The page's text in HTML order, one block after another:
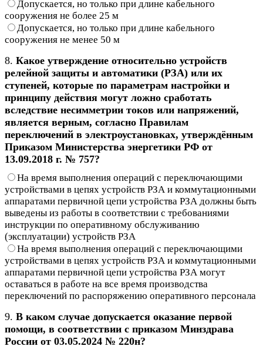
Допускается, но только при длине кабельного
сооружения не более 25 м
Допускается, но только при длине кабельного
сооружения не менее 50 м
8. Какое утверждение относительно устройств
релейной защиты и автоматики (РЗА) или их
ступеней, которые по параметрам настройки и
принципу действия могут ложно сработать
вследствие несимметрии токов или напряжений,
является верным, согласно Правилам
переключений в электроустановках, утверждённым
Приказом Министерства энергетики РФ от
13.09.2018 г. № 757?
На время выполнения операций с переключающими
устройствами в цепях устройств РЗА и коммутационными
аппаратами первичной цепи устройства РЗА должны быть
выведены из работы в соответствии с требованиями
инструкции по оперативному обслуживанию
(эксплуатации) устройств РЗА
На время выполнения операций с переключающими
устройствами в цепях устройств РЗА и коммутационными
аппаратами первичной цепи устройства РЗА могут
оставаться в работе на все время производства
переключений по распоряжению оперативного персонала
9. В каком случае допускается оказание первой
помощи, в соответствии с приказом Минздрава
России от 03.05.2024 № 220н?